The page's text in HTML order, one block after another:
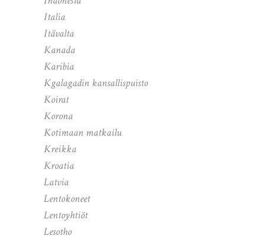
Italia
Itävalta
Kanada
Karibia
Kgalagadin kansallispuisto
Koirat
Korona
Kotimaan matkailu
Kreikka
Kroatia
Latvia
Lentokoneet
Lentoyhtiöt
Lesotho